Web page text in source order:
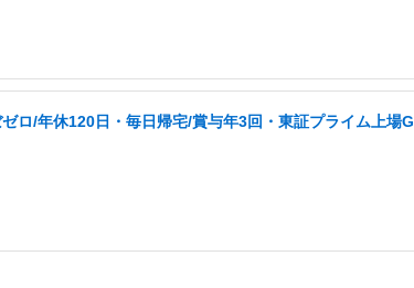
ロ/年休120日・毎日帰宅/賞与年3回・東証プライム上場G